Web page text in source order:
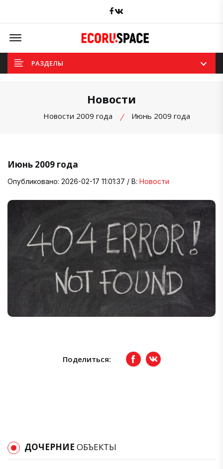
Facebook
Offcanvas Menu Open
РАЗДЕЛЫ
Новости
Новости 2009 года Июнь 2009 года
Июнь 2009 года
Опубликовано: 2026-02-17 11:01:37 / В: Новости
Поделиться: FacebookвКонтакте
ДОЧЕРНИЕ ОБЪЕКТЫ